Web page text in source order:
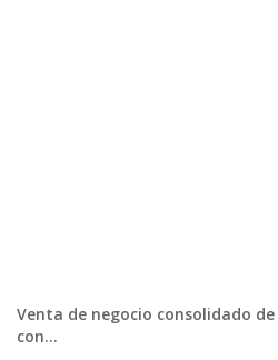
Venta de negocio consolidado
con...